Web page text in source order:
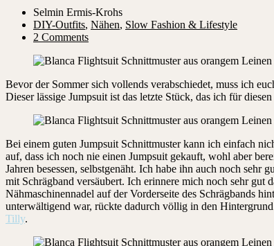
Selmin Ermis-Krohs
DIY-Outfits, Nähen, Slow Fashion & Lifestyle
2 Comments
Bevor der Sommer sich vollends verabschiedet, muss ich
Dieser lässige Jumpsuit ist das letzte Stück, das ich für
Bei einem guten Jumpsuit Schnittmuster kann ich einfach
auf, dass ich noch nie einen Jumpsuit gekauft, wohl aber
Jahren besessen, selbstgenäht. Ich habe ihn auch noch
mit Schrägband versäubert. Ich erinnere mich noch sehr gut
Nähmaschinennadel auf der Vorderseite des Schrägbands
unterwältigend war, rückte dadurch völlig in den
Tilly.